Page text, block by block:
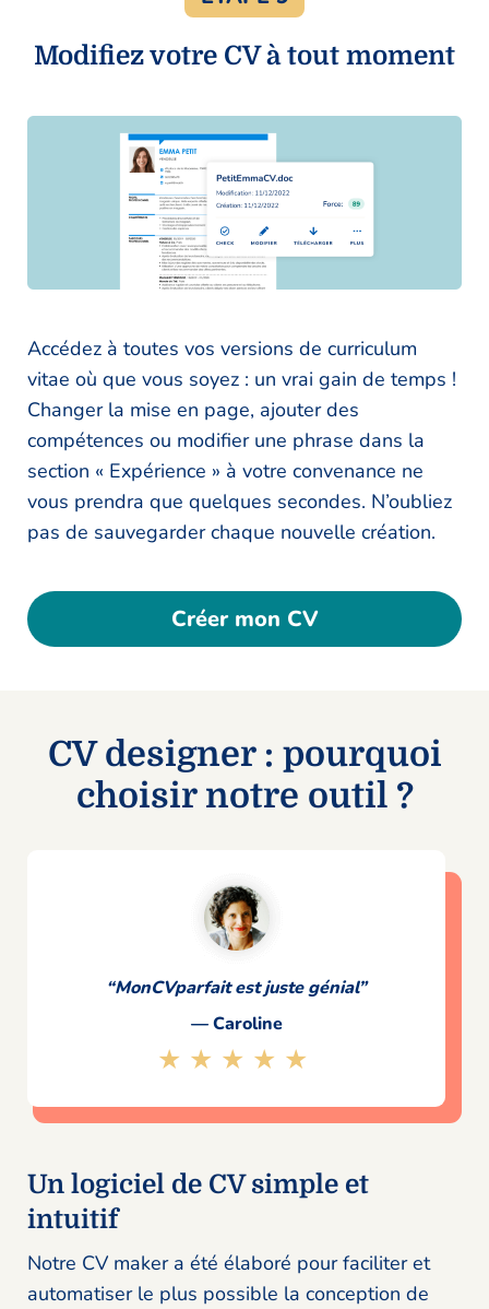
Modifiez votre CV à tout moment
Accédez à toutes vos versions de curriculum
vitae où que vous soyez : un vrai gain de temps !
Changer la mise en page, ajouter des
compétences ou modifier une phrase dans la
section « Expérience » à votre convenance ne
vous prendra que quelques secondes. N’oubliez
pas de sauvegarder chaque nouvelle création.
Créer mon CV
CV designer : pourquoi
choisir notre outil ?
Un logiciel de CV simple et
intuitif
Notre CV maker a été élaboré pour faciliter et
automatiser le plus possible la conception de
“MonCVparfait est juste génial”
— Caroline
★★★★★